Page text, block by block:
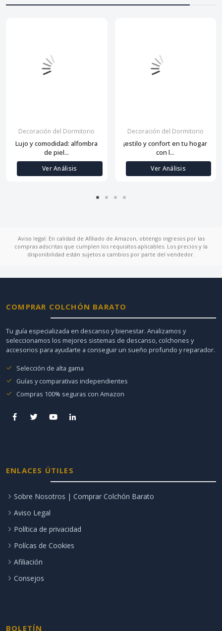
Decoración del Dormitorio
Lujo y comodidad: alfombra
de piel...
Ver Análisis
Decoración del Dormitorio
¡estilo y confort en tu hogar
con l...
Ver Análisis
Aviso legal: En calidad de Afiliado de Amazon, obtengo ingresos por las
compras adscritas que cumplen los requisitos aplicables. Los precios y la
disponibilidad están sujetos a cambios por parte del vendedor.
COMPRAR COLCHÓN BARATO
Tu guía especializada en descanso y bienestar. Analizamos y
seleccionamos los mejores sistemas de descanso, colchones y
accesorios para ayudarte a conseguir un sueño profundo y reparador.
Selección de alta gama
Guías y comparativas independientes
Compras 100% seguras con Amazon
ENLACES ÚTILES
Sobre Nosotros | Comprar Colchón Barato
Aviso Legal
Política de privacidad
Polícas de Cookies
Afiliación
Consejos
BOLETÍN